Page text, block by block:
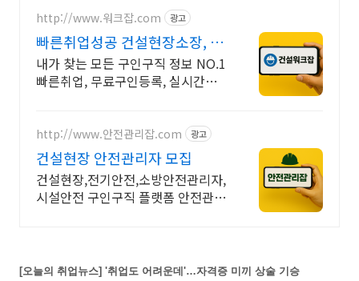
http://www.워크잡.com 광고
빠른취업성공 건설현장소장, 경
비원, 건축인부, 노가다
내가 찾는 모든 구인구직 정보 NO.1
빠른취업, 무료구인등록, 실시간채
http://www.안전관리잡.com 광고
건설현장 안전관리자 모집
건설현장,전기안전,소방안전관리자,
시설안전 구인구직 플랫폼 안전관리
[오늘의 취업뉴스] '취업도 어려운데'…자격증 미끼 상술 기승